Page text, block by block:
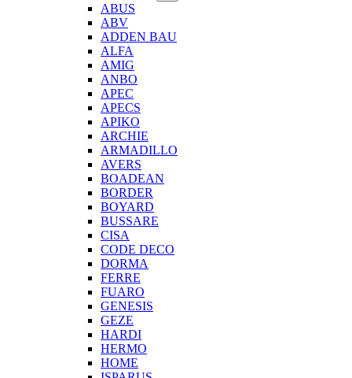
ABUS
ABV
ADDEN BAU
ALFA
AMIG
ANBO
APEC
APECS
APIKO
ARCHIE
ARMADILLO
AVERS
BOADEAN
BORDER
BOYARD
BUSSARE
CISA
CODE DECO
DORMA
FERRE
FUARO
GENESIS
GEZE
HARDI
HERMO
HOMЕ